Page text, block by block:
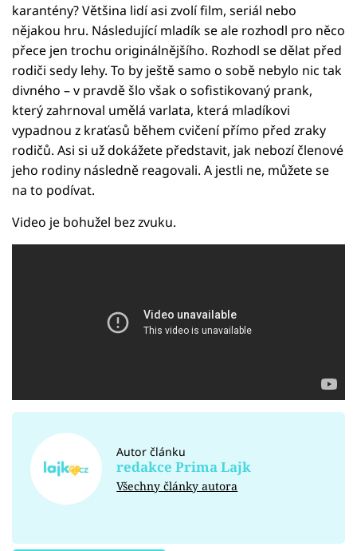
karantény? Většina lidí asi zvolí film, seriál nebo
nějakou hru. Následující mladík se ale rozhodl pro něco
přece jen trochu originálnějšího. Rozhodl se dělat před
rodiči sedy lehy. To by ještě samo o sobě nebylo nic tak
divného – v pravdě šlo však o sofistikovaný prank,
který zahrnoval umělá varlata, která mladíkovi
vypadnou z kraťasů během cvičení přímo před zraky
rodičů. Asi si už dokážete představit, jak nebozí členové
jeho rodiny následně reagovali. A jestli ne, můžete se
na to podívat.
Video je bohužel bez zvuku.
Autor článku
redakce Prima Lajk
Všechny články autora